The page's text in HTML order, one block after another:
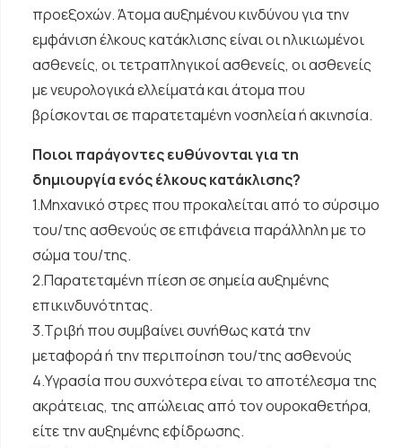
προεξοχών. Άτομα αυξημένου κινδύνου για την
εμφάνιση έλκους κατάκλισης είναι οι ηλικιωμένοι
ασθενείς, οι τετραπληγικοί ασθενείς, οι ασθενείς
με νευρολογικά ελλείματά και άτομα που
βρίσκονται σε παρατεταμένη νοσηλεία ή ακινησία.
Ποιοι παράγοντες ευθύνονται για τη
δημιουργία ενός έλκους κατάκλισης?
1.Μηχανικό στρες που προκαλείται από το σύρσιμο
του/της ασθενούς σε επιφάνεια παράλληλη με το
σώμα του/της.
2.Παρατεταμένη πίεση σε σημεία αυξημένης
επικινδυνότητας.
3.Τριβή που συμβαίνει συνήθως κατά την
μεταφορά ή την περιποίηση του/της ασθενούς
4.Υγρασία που συχνότερα είναι το αποτέλεσμα της
ακράτειας, της απώλειας από τον ουροκαθετήρα,
είτε την αυξημένης εφίδρωσης.